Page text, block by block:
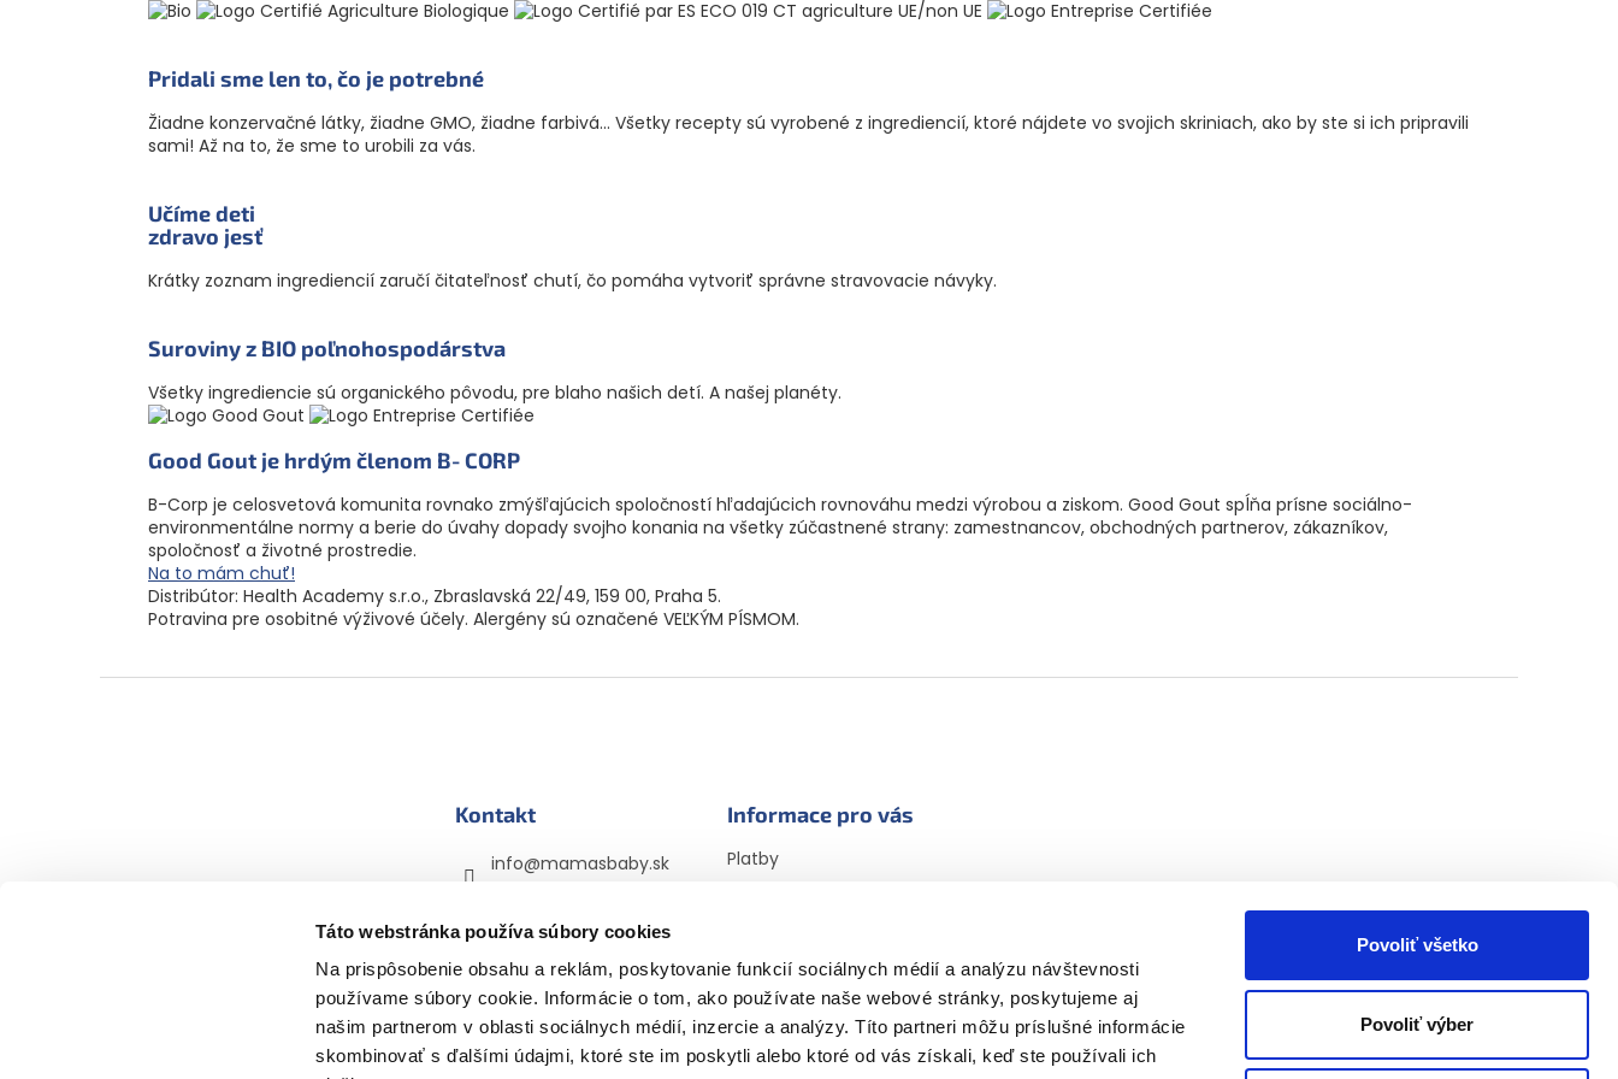
Táto webstránka používa súbory cookies
Na prispôsobenie obsahu a reklám, poskytovanie funkcií sociálnych médií a analýzu návštevnosti
používame súbory cookie. Informácie o tom, ako používate naše webové stránky, poskytujeme aj
našim partnerom v oblasti sociálnych médií, inzercie a analýzy. Títo partneri môžu príslušné informácie
skombinovať s ďalšími údajmi, ktoré ste im poskytli alebo ktoré od vás získali, keď ste používali ich
Povoliť všetko
Povoliť výber
Pridali sme len to, čo je potrebné
Žiadne konzervačné látky, žiadne GMO, žiadne farbivá... Všetky recepty sú vyrobené z ingrediencií, ktoré nájdete vo svojich skriniach, ako by ste si ich pripravili
sami! Až na to, že sme to urobili za vás.
Učíme deti
zdravo jesť
Krátky zoznam ingrediencií zaručí čitateľnosť chutí, čo pomáha vytvoriť správne stravovacie návyky.
Suroviny z BIO poľnoho­spodárstva
Všetky ingrediencie sú organického pôvodu, pre blaho našich detí. A našej planéty.
Good Gout je hrdým členom B‑CORP
B-Corp je celosvetová komunita rovnako zmýšľajúcich spoločností hľadajúcich rovnováhu medzi výrobou a ziskom. Good Gout spĺňa prísne sociálno-
environmentálne normy a berie do úvahy dopady svojho konania na všetky zúčastnené strany: zamestnancov, obchodných partnerov, zákazníkov,
spoločnosť a životné prostredie.
Na to mám chuť!
Distribútor: Health Academy s.r.o., Zbraslavská 22/49, 159 00, Praha 5.
Potravina pre osobitné výživové účely. Alergény sú označené VEĽKÝM PÍSMOM.
Kontakt
info@mamasbaby.sk
mamasbabyczsk
mamasbaby_czsk
Informace pro vás
Platby
Obchodné podmienky
Podmienky ochrany
osobných údajov
Vyhlásenie cookies